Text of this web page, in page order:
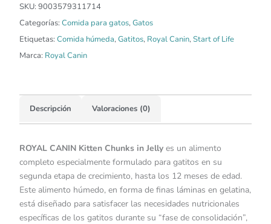
SKU: 9003579311714
Categorías: Comida para gatos,Gatos
Etiquetas: Comida húmeda,Gatitos, Royal Canin,Start of Life
Marca: Royal Canin
Descripción Valoraciones (0)
ROYAL CANIN Kitten Chunks in Jelly es un alimento
completo especialmente formulado para gatitos en su
segunda etapa de crecimiento, hasta los 12 meses de edad.
Este alimento húmedo, en forma de finas láminas en gelatina,
está diseñado para satisfacer las necesidades nutricionales
específicas de los gatitos durante su “fase de consolidación”,